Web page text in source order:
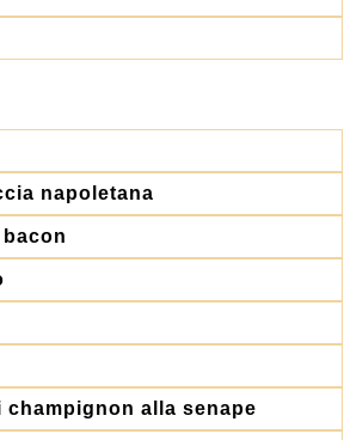
napoletana
champignon alla senape